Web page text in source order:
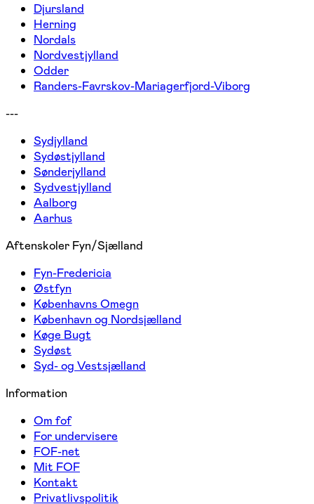
Djursland
Herning
Nordals
Nordvestjylland
Odder
Randers-Favrskov-Mariagerfjord-Viborg
---
Sydjylland
Sydøstjylland
Sønderjylland
Sydvestjylland
Aalborg
Aarhus
Aftenskoler Fyn/Sjælland
Fyn-Fredericia
Østfyn
Københavns Omegn
København og Nordsjælland
Køge Bugt
Sydøst
Syd- og Vestsjælland
Information
Om fof
For undervisere
FOF-net
Mit FOF
Kontakt
Privatlivspolitik